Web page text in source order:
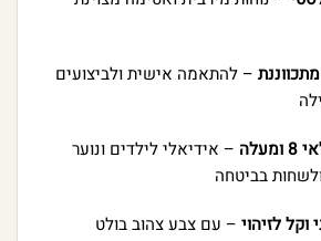
– להתאמה אישית ולביצועים
– אידיאלי לילדים ונוער
בביטחה
וקל לזיהוי– עם צבע צהוב בולט